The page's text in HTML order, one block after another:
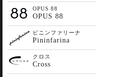
OPUS 88
OPUS 88
ピニンファリーナ
Pininfarina
クロス
Cross